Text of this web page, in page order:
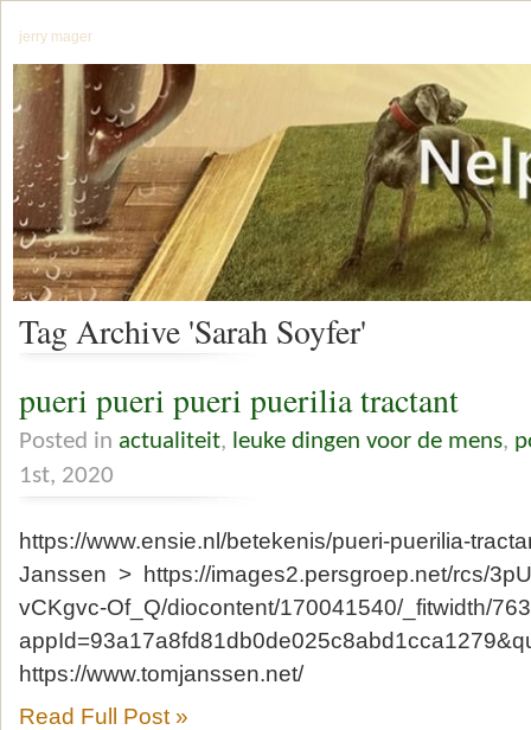
jerry mager
Tag Archive 'Sarah Soyfer'
pueri pueri pueri puerilia tractant
Posted in actualiteit, leuke dingen voor de mens,
1st, 2020
https://www.ensie.nl/betekenis/pueri-puerilia-
Janssen > https://images2.persgroep.net/rcs/
vCKgvc-Of_Q/diocontent/170041540/_fitwidth/
https://www.tomjanssen.net/
Read Full Post »